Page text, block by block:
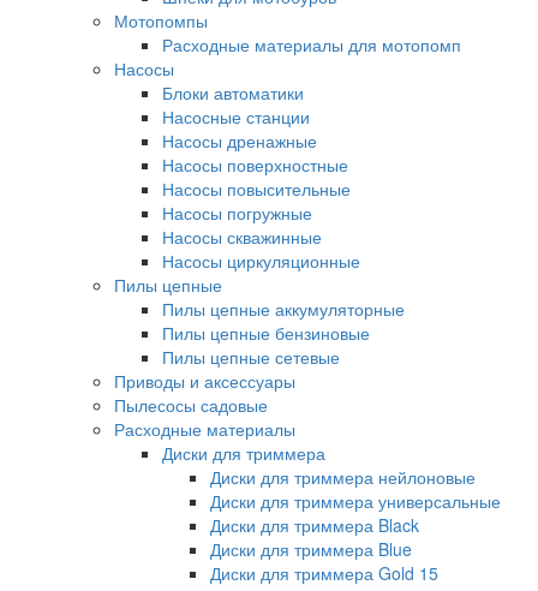
Мотопомпы
Расходные материалы для мотопомп
Насосы
Блоки автоматики
Насосные станции
Насосы дренажные
Насосы поверхностные
Насосы повысительные
Насосы погружные
Насосы скважинные
Насосы циркуляционные
Пилы цепные
Пилы цепные аккумуляторные
Пилы цепные бензиновые
Пилы цепные сетевые
Приводы и аксессуары
Пылесосы садовые
Расходные материалы
Диски для триммера
Диски для триммера нейлоновые
Диски для триммера универсальные
Диски для триммера Black
Диски для триммера Blue
Диски для триммера Gold 15